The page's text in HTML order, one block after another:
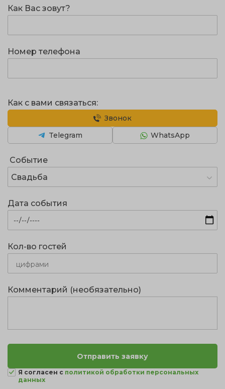
Как Вас зовут?
Номер телефона
Событие
Свадьба
Дата события
Кол-во гостей
Как с вами связаться:
Звонок
WhatsApp
Telegram
Комментарий (необязательно)
Я согласен с политикой обработки персональных
данных